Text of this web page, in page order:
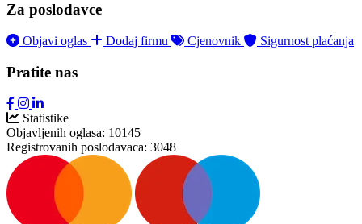
Za poslodavce
Objavi oglas Dodaj firmu Cjenovnik Sigurnost plaćanja
Pratite nas
Statistike
Objavljenih oglasa: 10145
Registrovanih poslodavaca: 3048